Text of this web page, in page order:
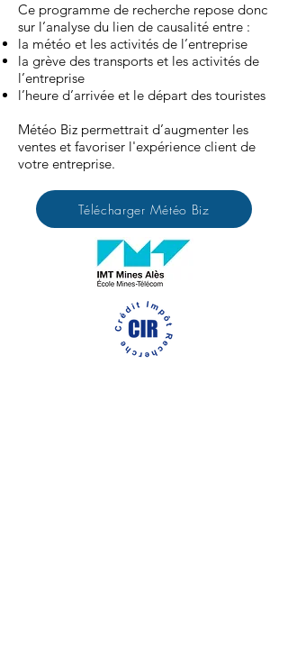
Ce programme de recherche repose donc
sur l’analyse du lien de causalité entre :
la météo et les activités de l’entreprise
la grève des transports et les activités de
l’entreprise
l’heure d’arrivée et le départ des touristes
Météo Biz permettrait d’augmenter les
ventes et favoriser l'expérience client de
votre entreprise.
Télécharger Météo Biz